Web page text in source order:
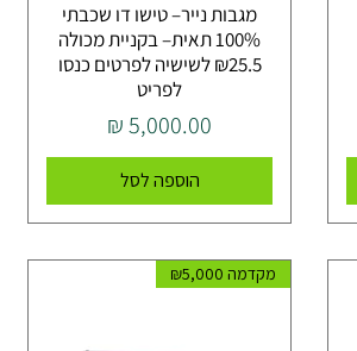
מגבות נייר– טישו דו שכבתי
100% תאית– בקניית מכולה
₪25.5 לשישיה לפרטים כנסו
לפריט
מחיר
הוספה לסל
מקדמה ₪5,000